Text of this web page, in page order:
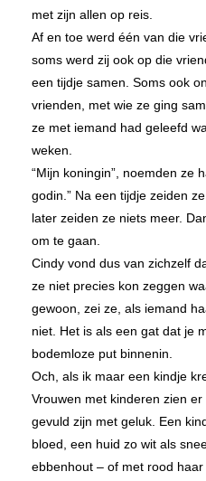
met zijn allen op reis.
Af en toe werd één van die
soms werd zij ook op die
een tijdje samen. Soms ook
vrienden, met wie ze ging
ze met iemand had geleefd
weken.
“Mijn koningin”, noemden ze
godin.” Na een tijdje zeiden
later zeiden ze niets meer.
om te gaan.
Cindy vond dus van zichzelf
ze niet precies kon zeggen
gewoon, zei ze, als iemand
niet. Het is als een gat dat je
bodemloze put binnenin.
Och, als ik maar een kindje
Vrouwen met kinderen zien
gevuld zijn met geluk. Een
bloed, een huid zo wit als
ebbenhout – of met rood